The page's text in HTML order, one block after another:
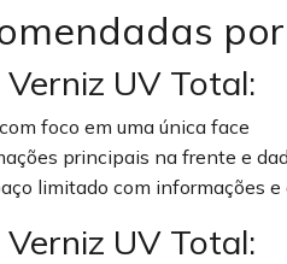
UV Total:
foco em uma única face
principais na frente e
limitado com informações
UV Total: